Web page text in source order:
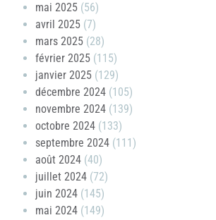
mai 2025 (56)
avril 2025 (7)
mars 2025 (28)
février 2025 (115)
janvier 2025 (129)
décembre 2024 (105)
novembre 2024 (139)
octobre 2024 (133)
septembre 2024 (111)
août 2024 (40)
juillet 2024 (72)
juin 2024 (145)
mai 2024 (149)